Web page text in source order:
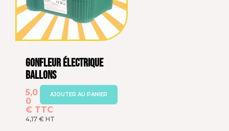
Gonfleur Électrique
Ballons
AJOUTER AU PANIER
5,0
0
€ TTC
4,17 € HT